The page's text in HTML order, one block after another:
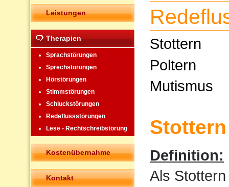
Leistungen
Therapien
Sprachstörungen
Sprechstörungen
Hörstörungen
Stimmstörungen
Schluckstörungen
Redeflussstörungen
Lese - Rechtschreibstörung
Kostenübernahme
Kontakt
Stottern
Poltern
Mutismus
Stottern
Definition:
Als